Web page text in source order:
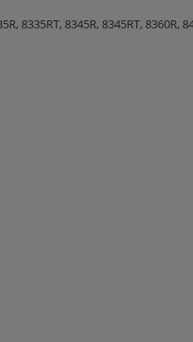
8335RT, 8345R, 8345RT, 8360R,